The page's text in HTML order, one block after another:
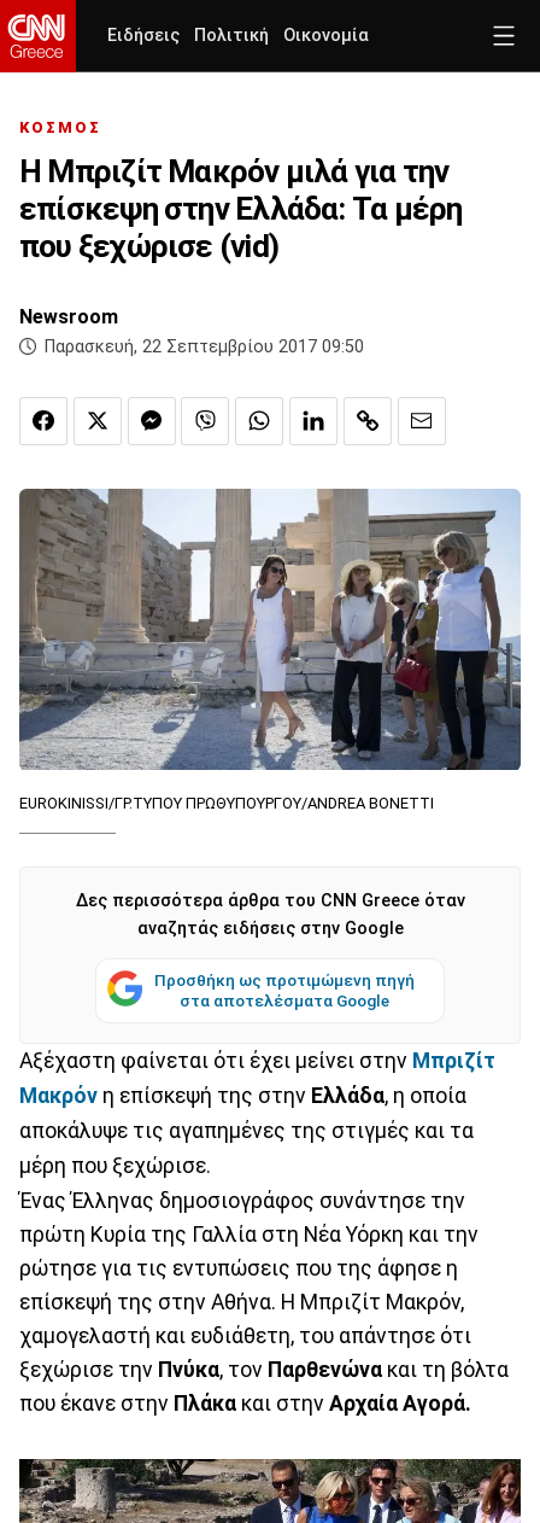
Ειδήσεις Πολιτική Οικονομία
ΚΟΣΜΟΣ
Η Μπριζίτ Μακρόν μιλά για την
επίσκεψη στην Ελλάδα: Τα μέρη
που ξεχώρισε (vid)
Newsroom
Παρασκευή, 22 Σεπτεμβρίου 2017 09:50
EUROKINISSI/ΓΡ.ΤΥΠΟΥ ΠΡΩΘΥΠΟΥΡΓΟΥ/ANDREA BONETTI
Δες περισσότερα άρθρα του CNN Greece όταν
αναζητάς ειδήσεις στην Google
Προσθήκη ως προτιμώμενη πηγή
στα αποτελέσματα Google
Αξέχαστη φαίνεται ότι έχει μείνει στην Μπριζίτ
Μακρόν η επίσκεψή της στην Ελλάδα, η οποία
αποκάλυψε τις αγαπημένες της στιγμές και τα
μέρη που ξεχώρισε.
Ένας Έλληνας δημοσιογράφος συνάντησε την
πρώτη Κυρία της Γαλλία στη Νέα Υόρκη και την
ρώτησε για τις εντυπώσεις που της άφησε η
επίσκεψή της στην Αθήνα. Η Μπριζίτ Μακρόν,
χαμογελαστή και ευδιάθετη, του απάντησε ότι
ξεχώρισε την Πνύκα, τον Παρθενώνα και τη βόλτα
που έκανε στην Πλάκα και στην Αρχαία Αγορά.